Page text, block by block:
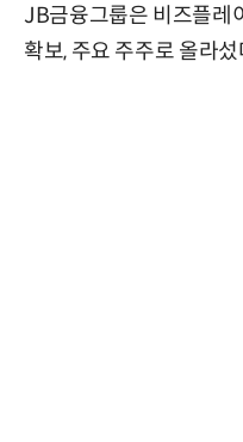
JB금융그룹은 비즈플레
확보, 주요 주주로 올라섰